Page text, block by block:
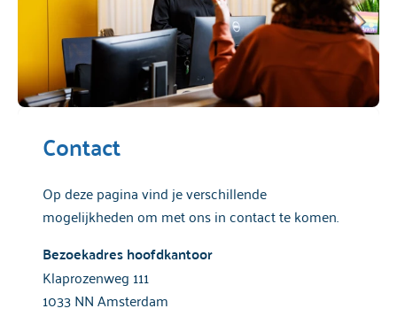
Contact
Op deze pagina vind je verschillende
mogelijkheden om met ons in contact te komen.
Bezoekadres hoofdkantoor
Klaprozenweg 111
1033 NN Amsterdam